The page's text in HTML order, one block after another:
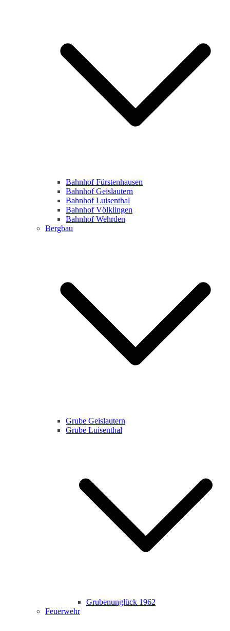
Bahnhof Fürstenhausen
Bahnhof Geislautern
Bahnhof Luisenthal
Bahnhof Völklingen
Bahnhof Wehrden
Bergbau
Grube Geislautern
Grube Luisenthal
Grubenunglück 1962
Feuerwehr